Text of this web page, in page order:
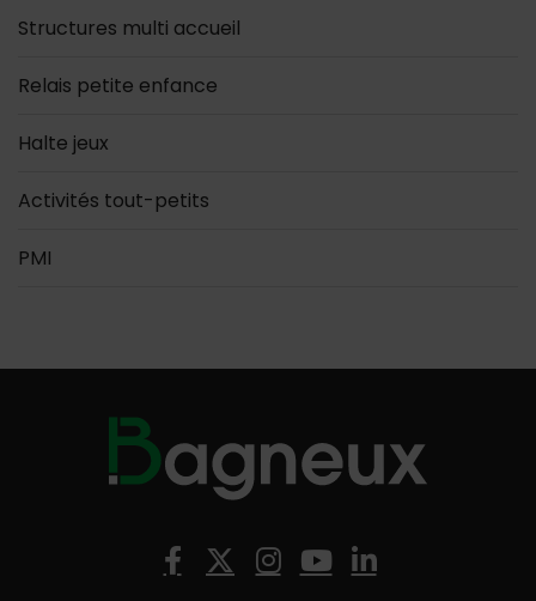
Structures multi accueil
Relais petite enfance
Halte jeux
Activités tout-petits
PMI
Facebook
X (Twitter)
Instagram
YouTube
LinkedIn